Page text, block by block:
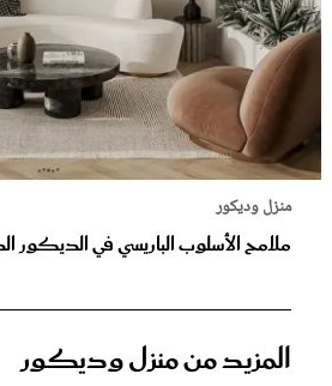
منزل وديكور
ملامح الأسلوب الباريسي في الديكور
المزيد من منزل وديكور